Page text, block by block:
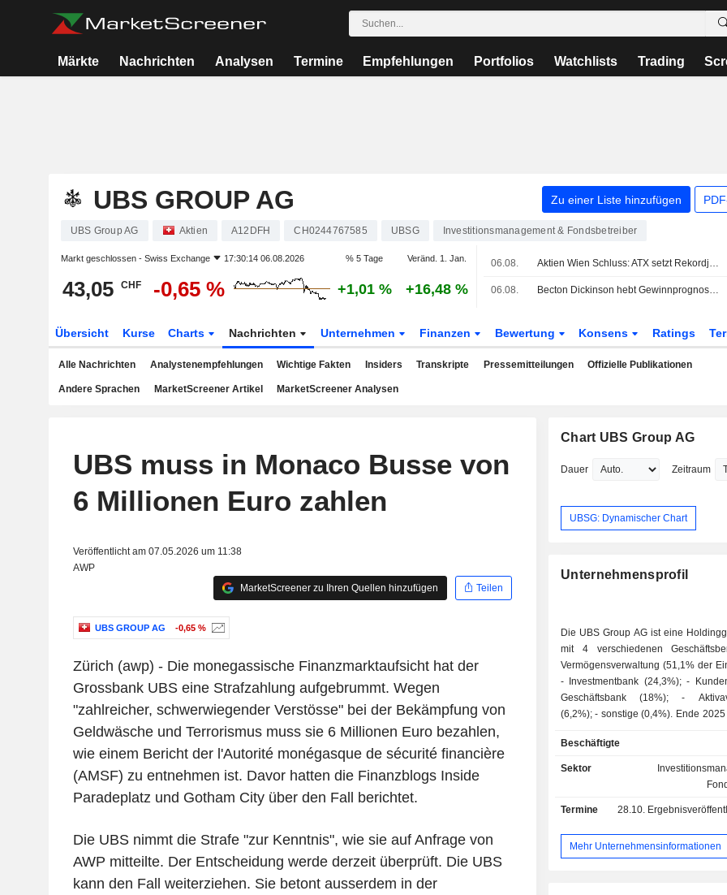
Märkte Nachrichten Analysen Termine Empfehlungen Portfolios Watchlists Trading
UBS GROUP AG Zu einer Liste hinzufügen
UBS Group AG Aktien A12DFH CH0244767585 UBSG Investitionsmanagement & Fondsbetreiber
Markt geschlossen - Swiss Exchange 17:30:14 06.08.2026 % 5 Tage Veränd. 1. Jan.
43,05 CHF -0,65 % +1,01 % +16,48 %
06.08. Aktien Wien Schluss: ATX setzt Rekordjagd fort
06.08. Becton Dickinson hebt Gewinnprognose für das Gesamtjahr an, nachdem Ergebnisse des dritten Quartals die Erwartungen übertreffen
Übersicht Kurse Charts Nachrichten Unternehmen Finanzen Bewertung Konsens Ratings
Alle Nachrichten Analystenempfehlungen Wichtige Fakten Insiders Transkripte Pressemitteilungen Offizielle Publikationen
Andere Sprachen MarketScreener Artikel MarketScreener Analysen
UBS muss in Monaco Busse von
6 Millionen Euro zahlen
Veröffentlicht am 07.05.2026 um 11:38
AWP
MarketScreener zu Ihren Quellen hinzufügen
Teilen
UBS GROUP AG -0,65 %
Zürich (awp) - Die monegassische Finanzmarktaufsicht hat der
Grossbank UBS eine Strafzahlung aufgebrummt. Wegen
"zahlreicher, schwerwiegender Verstösse" bei der Bekämpfung von
Geldwäsche und Terrorismus muss sie 6 Millionen Euro bezahlen,
wie einem Bericht der l'Autorité monégasque de sécurité financière
(AMSF) zu entnehmen ist. Davor hatten die Finanzblogs Inside
Paradeplatz und Gotham City über den Fall berichtet.
Die UBS nimmt die Strafe "zur Kenntnis", wie sie auf Anfrage von
AWP mitteilte. Der Entscheidung werde derzeit überprüft. Die UBS
kann den Fall weiterziehen. Sie betont ausserdem in der
Chart UBS Group AG
Dauer Zeitraum
UBSG: Dynamischer Chart
Unternehmensprofil
Die UBS Group AG ist eine
mit 4 verschiedenen
Vermögensverwaltung (51,1% der
- Investmentbank (24,3%); - Kundenbank und
Geschäftsbank (18%); - Aktivaverwaltung
(6,2%); - sonstige (0,4%). Ende 2025 verwaltete
Einlagen und 653,8 Mrd. USD Kredite.
Beschäftigte
Sektor
Termine 28.10.
Mehr Unternehmensinformationen